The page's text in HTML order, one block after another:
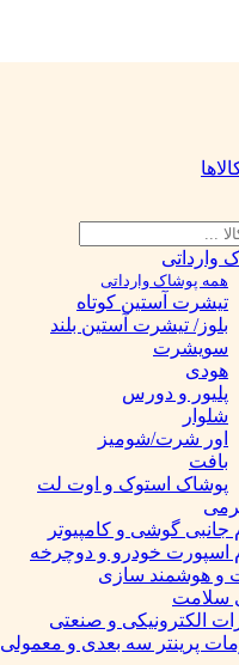
وارداتی
همه پوشاک وارداتی
تیشرت آستین کوتاه
بلوز/ تیشرت آستین بلند
سویشرت
هودی
پلیور و دورس
شلوار
اور شرت/شومیز
بافت
پوشاک استوک و اوت لت
جانبی گوشی و کامپیوتر
اسپورت خودرو و دوچرخه
و هوشمند سازی
سلامت
الکترونیکی و صنعتی
پرینتر سه بعدی و معمولی